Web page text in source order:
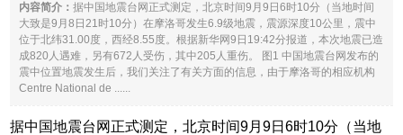
内容简介：据中国地震台网正式测定，北京时间9月9日6时10分（当地时间
大致是9月8日21时10分）在摩洛哥发生6.9级地震，震源深度10公里，震中
位于北纬31.00度，西经8.55度。根据新华网9日19:42分报道，本次地震已造
成820人遇难，另有672人受伤，其中205人重伤。 图1 中国地震台网发布的
震中位置地震发生后，我们关注了有关方面的信息，由于摩洛哥的相应机构
Centre National de ......
据中国地震台网正式测定，北京时间9月9日6时10分（当地